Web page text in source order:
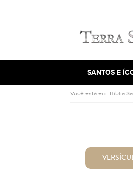
Ir para a
SANTOS E
Você está em: Bíblia